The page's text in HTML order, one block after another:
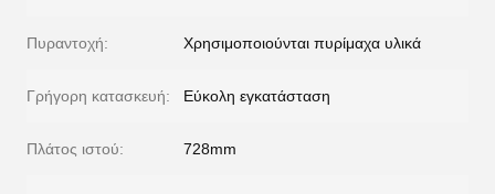
Πυραντοχή: Χρησιμοποιούνται πυρίμαχα υλικά
Γρήγορη κατασκευή: Εύκολη εγκατάσταση
Πλάτος ιστού: 728mm